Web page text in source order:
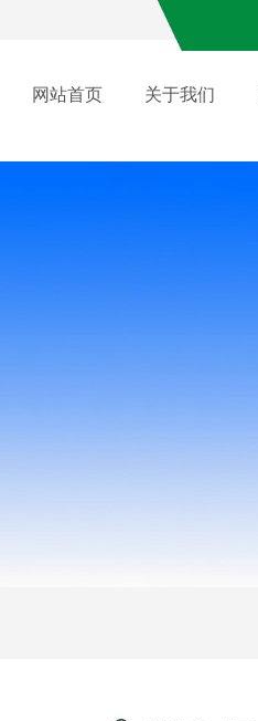
网站首页 关于我们